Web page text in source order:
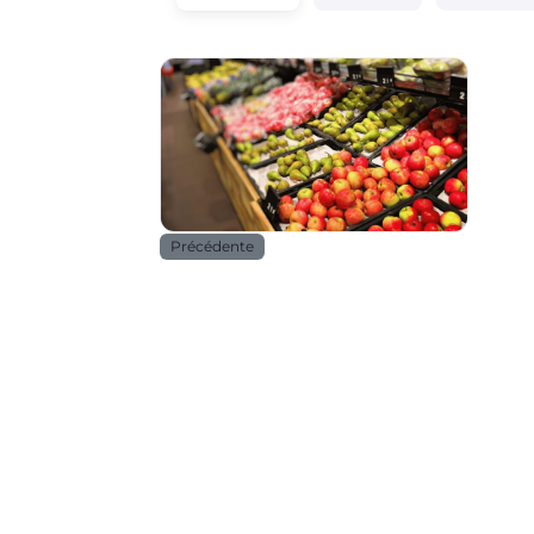
Alimentation
Précédente